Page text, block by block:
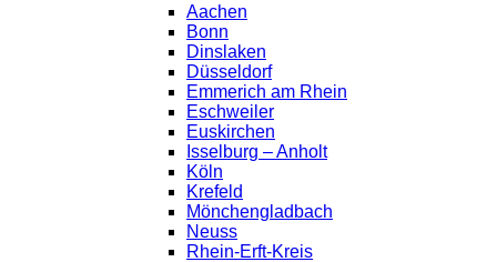
Aachen
Bonn
Dinslaken
Düsseldorf
Emmerich am Rhein
Eschweiler
Euskirchen
Isselburg – Anholt
Köln
Krefeld
Mönchengladbach
Neuss
Rhein-Erft-Kreis